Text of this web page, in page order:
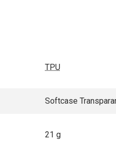
TPU
Softcase
21 g